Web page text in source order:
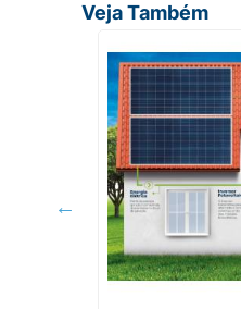
Veja Também